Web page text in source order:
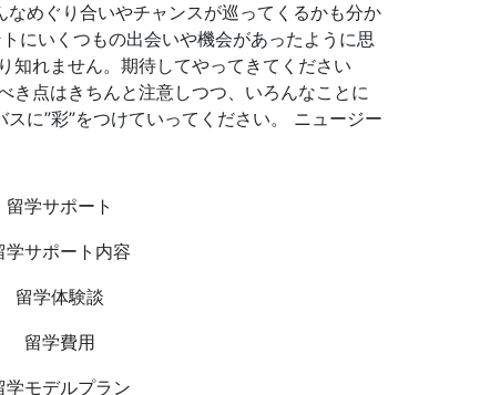
めぐり合いやチャンスが巡ってくるかも分か
にいくつもの出会いや機会があったように思
知れません。期待してやってきてください
き点はきちんと注意しつつ、いろんなことに
に”彩”をつけていってください。 ニュージー
留学サポート
学サポート内容
留学体験談
留学費用
学モデルプラン